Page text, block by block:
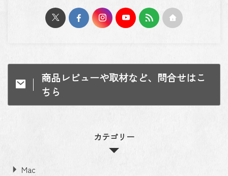
商品レビューや取材など、問合せはこ
ちら
カテゴリー
Mac